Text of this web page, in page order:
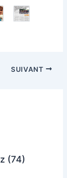
SUIVANT
(74)